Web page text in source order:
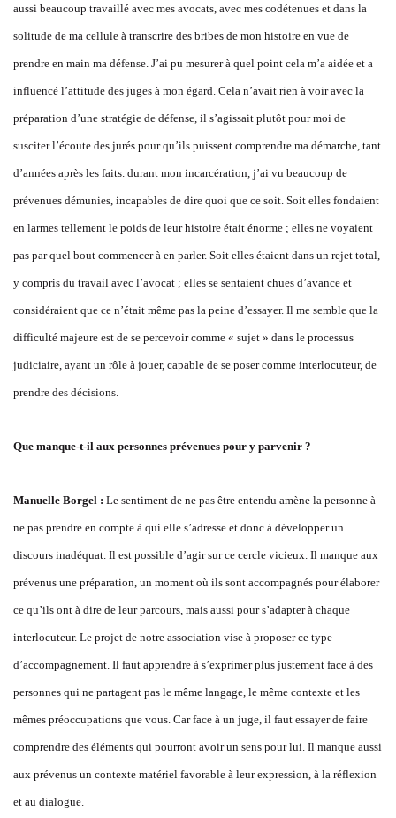
aussi beaucoup travaillé avec mes avocats, avec mes codétenues et dans la
solitude de ma cellule à transcrire des bribes de mon histoire en vue de
prendre en main ma défense. J’ai pu mesurer à quel point cela m’a aidée et a
influencé l’attitude des juges à mon égard. Cela n’avait rien à voir avec la
préparation d’une stratégie de défense, il s’agissait plutôt pour moi de
susciter l’écoute des jurés pour qu’ils puissent comprendre ma démarche, tant
d’années après les faits. durant mon incarcération, j’ai vu beaucoup de
prévenues démunies, incapables de dire quoi que ce soit. Soit elles fondaient
en larmes tellement le poids de leur histoire était énorme ; elles ne voyaient
pas par quel bout commencer à en parler. Soit elles étaient dans un rejet total,
y compris du travail avec l’avocat ; elles se sentaient chues d’avance et
considéraient que ce n’était même pas la peine d’essayer. Il me semble que la
difficulté majeure est de se percevoir comme « sujet » dans le processus
judiciaire, ayant un rôle à jouer, capable de se poser comme interlocuteur, de
prendre des décisions.
Que manque-t-il aux personnes prévenues pour y parvenir ?
Manuelle Borgel : Le sentiment de ne pas être entendu amène la personne à
ne pas prendre en compte à qui elle s’adresse et donc à développer un
discours inadéquat. Il est possible d’agir sur ce cercle vicieux. Il manque aux
prévenus une préparation, un moment où ils sont accompagnés pour élaborer
ce qu’ils ont à dire de leur parcours, mais aussi pour s’adapter à chaque
interlocuteur. Le projet de notre association vise à proposer ce type
d’accompagnement. Il faut apprendre à s’exprimer plus justement face à des
personnes qui ne partagent pas le même langage, le même contexte et les
mêmes préoccupations que vous. Car face à un juge, il faut essayer de faire
comprendre des éléments qui pourront avoir un sens pour lui. Il manque aussi
aux prévenus un contexte matériel favorable à leur expression, à la réflexion
et au dialogue.